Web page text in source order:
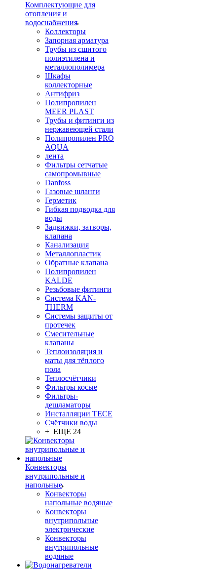
Комплектующие для
отопления и
водоснабжения
Коллекторы
Запорная арматура
Трубы из сшитого
полиэтилена и
металлополимера
Шкафы
коллекторные
Антифриз
Полипропилен
MEER PLAST
Трубы и фитинги из
нержавеющей стали
Полипропилен PRO
AQUA
лента
Фильтры сетчатые
самопромывные
Danfoss
Газовые шланги
Герметик
Гибкая подводка для
воды
Задвижки, затворы,
клапана
Канализация
Металлопластик
Обратные клапана
Полипропилен
KALDE
Резьбовые фитинги
Система KAN-
THERM
Системы защиты от
протечек
Смесительные
клапаны
Теплоизоляция и
маты для тёплого
пола
Теплосчётчики
Фильтры косые
Фильтры-
дешламаторы
Инсталляции TECE
Счётчики воды
+ ЕЩЕ 24
Конвекторы
внутрипольные и
напольные
Конвекторы
напольные водяные
Конвекторы
внутрипольные
электрические
Конвекторы
внутрипольные
водяные